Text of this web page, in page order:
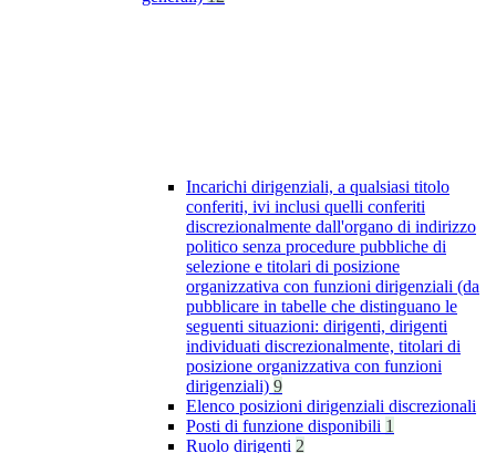
Incarichi dirigenziali, a qualsiasi titolo
conferiti, ivi inclusi quelli conferiti
discrezionalmente dall'organo di indirizzo
politico senza procedure pubbliche di
selezione e titolari di posizione
organizzativa con funzioni dirigenziali (da
pubblicare in tabelle che distinguano le
seguenti situazioni: dirigenti, dirigenti
individuati discrezionalmente, titolari di
posizione organizzativa con funzioni
dirigenziali) 9
Elenco posizioni dirigenziali discrezionali
Posti di funzione disponibili 1
Ruolo dirigenti 2